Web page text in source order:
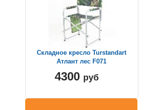
Складное кресло Turstandart
Атлант лес F071
4300 руб